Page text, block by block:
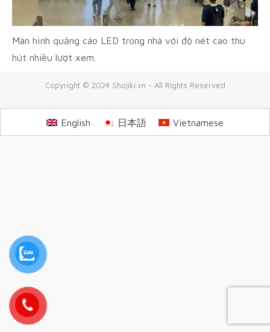
Màn hình quảng cáo LED trong nhà với độ nét cao thu
hút nhiều lượt xem.
Copyright © 2024 Shojiki.vn - All Rights Reserved
English 日本語 Vietnamese